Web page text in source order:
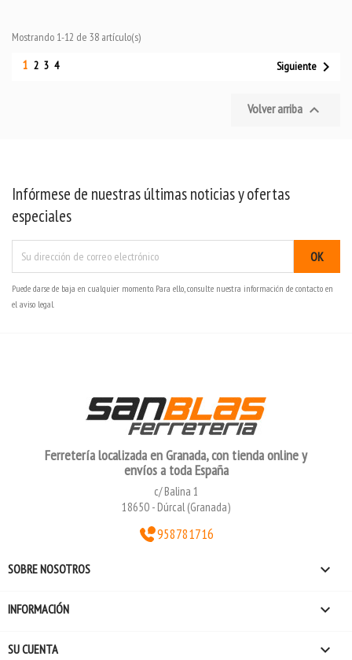
Mostrando 1-12 de 38 artículo(s)
1 2 3 4 Siguiente 
Volver arriba 
Infórmese de nuestras últimas noticias y ofertas
especiales
Puede darse de baja en cualquier momento. Para ello, consulte nuestra información de contacto en
el aviso legal.
Ferretería localizada en Granada, con tienda online y
envíos a toda España
c/ Balina 1
18650 - Dúrcal (Granada)
958781716
SOBRE NOSOTROS 
INFORMACIÓN 
SU CUENTA 